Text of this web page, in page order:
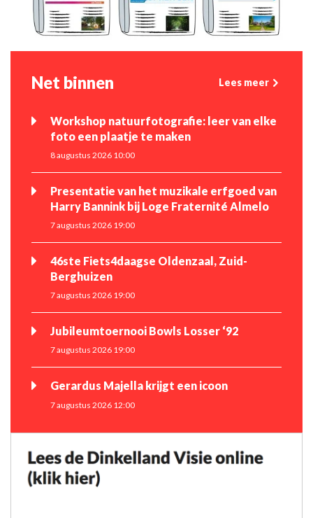
Net binnen Lees meer
Workshop natuurfotografie: leer van elke
foto een plaatje te maken
8 augustus 2026 10:00
Presentatie van het muzikale erfgoed van
Harry Bannink bij Loge Fraternité Almelo
7 augustus 2026 19:00
46ste Fiets4daagse Oldenzaal, Zuid-
Berghuizen
7 augustus 2026 19:00
Jubileumtoernooi Bowls Losser ‘92
7 augustus 2026 19:00
Gerardus Majella krijgt een icoon
7 augustus 2026 12:00